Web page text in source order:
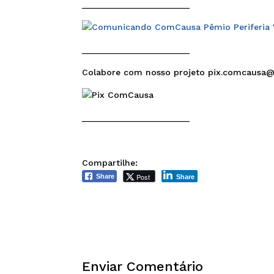
Colabore com nosso projeto
Compartilhe:
Share Post Share
Enviar Comentário